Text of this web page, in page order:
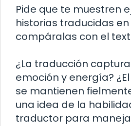
Pide que te muestren
historias traducidas
compáralas con el
¿La traducción
emoción y energía?
se mantienen
una idea de la
traductor para